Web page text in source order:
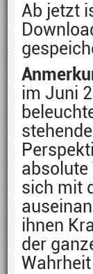
Ab jetzt
im Juni
absolute
sich mit
ihnen
der